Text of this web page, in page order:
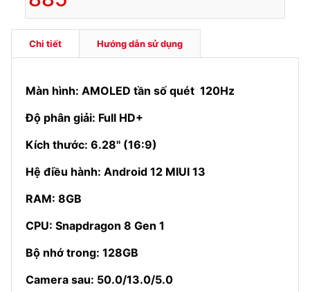
Chi tiết Hướng dẫn sử dụng
Màn hình: AMOLED tần số quét 120Hz
Độ phân giải: Full HD+
Kích thước: 6.28'' (16:9)
Hệ điều hành: Android 12 MIUI 13
RAM: 8GB
CPU: Snapdragon 8 Gen 1
Bộ nhớ trong: 128GB
Camera sau: 50.0/13.0/5.0